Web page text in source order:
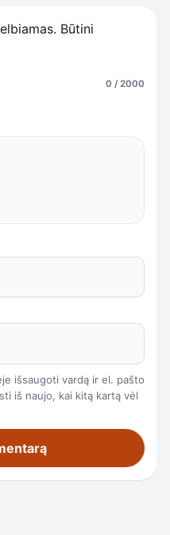
Būtini
0 / 2000
išsaugoti vardą ir el. pašto
iš naujo, kai kitą kartą vėl